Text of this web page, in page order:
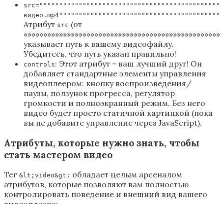
Атрибут src (от
указывает путь к вашему видеофайлу.
Убедитесь, что путь указан правильно!
controls: Этот атрибут – ваш лучший друг! Он
добавляет стандартные элементы управления
видеоплеером: кнопку воспроизведения/
паузы, ползунок прогресса, регулятор
громкости и полноэкранный режим. Без него
видео будет просто статичной картинкой (пока
вы не добавите управление через JavaScript).
Атрибуты, которые нужно знать, чтобы
стать мастером видео
Тег &lt;video&gt; обладает целым арсеналом
атрибутов, которые позволяют вам полностью
контролировать поведение и внешний вид вашего